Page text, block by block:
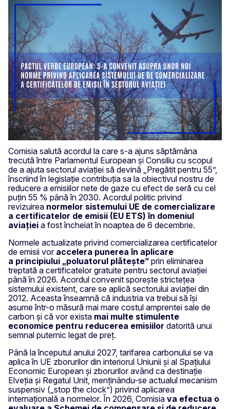
Comisia salută acordul la care s-a ajuns săptămâna
trecută între Parlamentul European și Consiliu cu scopul
de a ajuta sectorul aviației să devină „Pregătit pentru 55”,
înscriind în legislație contribuția sa la obiectivul nostru de
reducere a emisiilor nete de gaze cu efect de seră cu cel
puțin 55 % până în 2030. Acordul politic privind
revizuirea normelor sistemului UE de comercializare
a certificatelor de emisii (EU ETS) în domeniul
aviației a fost încheiat în noaptea de 6 decembrie.
Normele actualizate privind comercializarea certificatelor
de emisii vor accelera punerea în aplicare
a principiului „poluatorul plătește” prin eliminarea
treptată a certificatelor gratuite pentru sectorul aviației
până în 2026. Acordul convenit sporește strictețea
sistemului existent, care se aplică sectorului aviației din
2012. Aceasta înseamnă că industria va trebui să își
asume într-o măsură mai mare costul amprentei sale de
carbon și că vor exista mai multe stimulente
economice pentru reducerea emisiilor datorită unui
semnal puternic legat de preț.
Până la începutul anului 2027, tarifarea carbonului se va
aplica în UE zborurilor din interiorul Uniunii și al Spațiului
Economic European și zborurilor având ca destinație
Elveția și Regatul Unit, menținându-se actualul mecanism
suspensiv („stop the clock”) privind aplicarea
internațională a normelor. În 2026, Comisia va efectua o